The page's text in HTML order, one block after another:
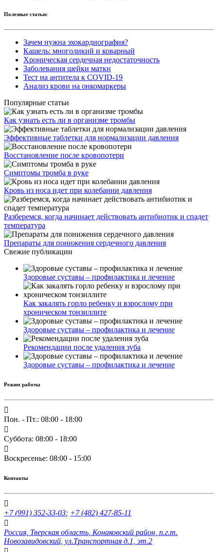
Полезные статьи:
Зачем нужна эхокардиография?
Кашель: многоликий и коварный
Хроническая сердечная недостаточность
Заболевания шейки матки
Тест на антитела к COVID-19
Анализ крови на онкомаркеры
Популярные статьи
Как узнать есть ли в организме тромбы
Эффективные таблетки для нормализации давления
Восстановление после кровопотери
Симптомы тромба в руке
Кровь из носа идет при колебании давления
Разберемся, когда начинает действовать антибиотик и спадет
температура
Препараты для понижения сердечного давления
Свежие публикации
Здоровые суставы – профилактика и лечение
Как закалять горло ребенку и взрослому при
хроническом тонзиллите
Здоровые суставы – профилактика и лечение
Рекомендации после удаления зуба
Здоровые суставы – профилактика и лечение
Режим работы
Пон. - Пт.: 08:00 - 18:00
Суббота: 08:00 - 18:00
Воскресенье: 08:00 - 15:00
Контакты
+7 (991) 352-33-03; +7 (482) 427-85-11
Россия, Тверская область, Конаковский район, п.г.т.
Новозавидовский, ул.Транспортная д.1, эт.2